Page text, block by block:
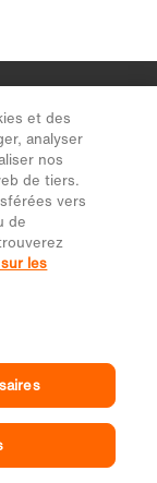
et des
analyser
nos
de tiers.
vers
de
les